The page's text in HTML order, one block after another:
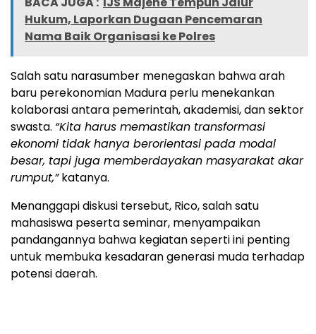
Hukum, Laporkan Dugaan Pencemaran
Nama Baik Organisasi ke Polres
Salah satu narasumber menegaskan bahwa arah
baru perekonomian Madura perlu menekankan
kolaborasi antara pemerintah, akademisi, dan sektor
swasta. “Kita harus memastikan transformasi
ekonomi tidak hanya berorientasi pada modal
besar, tapi juga memberdayakan masyarakat akar
rumput,”katanya.
Menanggapi diskusi tersebut, Rico, salah satu
mahasiswa peserta seminar, menyampaikan
pandangannya bahwa kegiatan seperti ini penting
untuk membuka kesadaran generasi muda terhadap
potensi daerah.